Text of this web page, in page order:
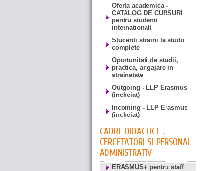
Oferta academica -
CATALOG DE CURSURI
pentru studenti
internationali
Studenti straini la studii
complete
Oportunitati de studii,
practica, angajare in
strainatate
Outgoing - LLP Erasmus
(incheiat)
Incoming - LLP Erasmus
(incheiat)
CADRE DIDACTICE ,
CERCETATORI SI PERSONAL
ADMINISTRATIV
ERASMUS+ pentru staff